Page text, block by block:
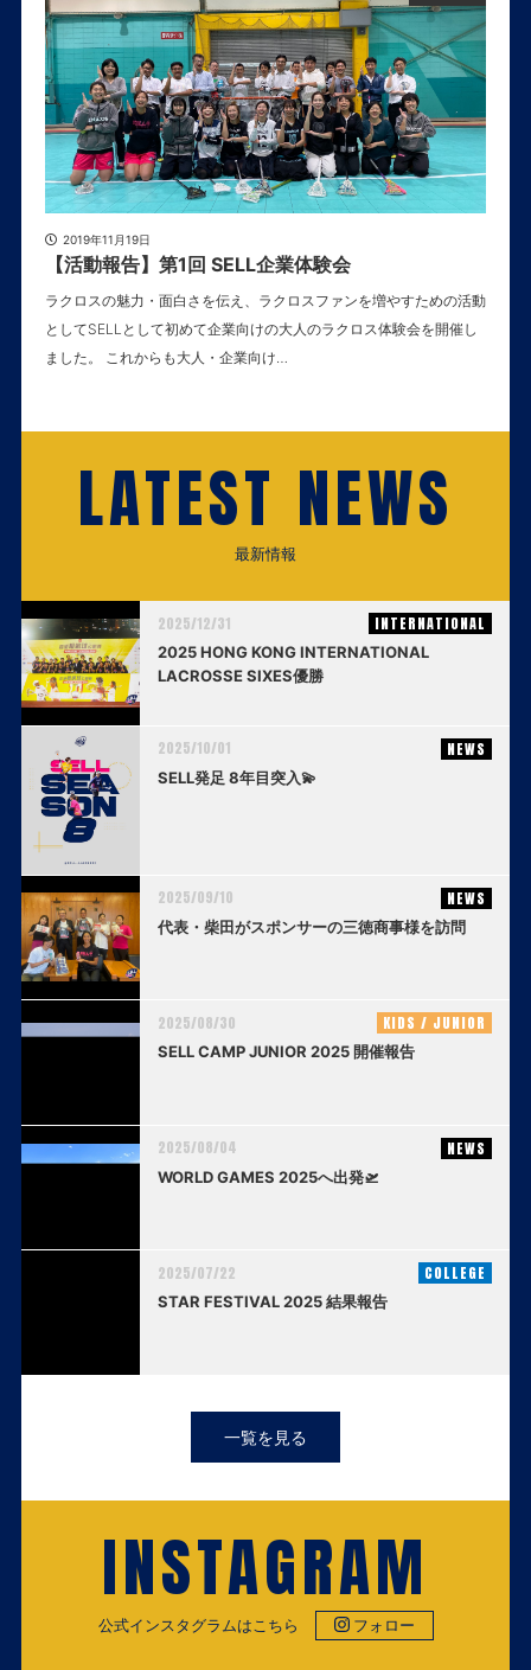
2019年11月19日
【活動報告】第1回 SELL企業体験会
ラクロスの魅力・面白さを伝え、ラクロスファンを増やすための活動
としてSELLとして初めて企業向けの大人のラクロス体験会を開催し
ました。 これからも大人・企業向け…
LATEST NEWS
最新情報
2025/12/31 INTERNATIONAL
2025 HONG KONG INTERNATIONAL
LACROSSE SIXES優勝
2025/10/01 NEWS
SELL発足 8年目突入💫
2025/09/10 NEWS
代表・柴田がスポンサーの三徳商事様を訪問
2025/08/30 KIDS / JUNIOR
SELL CAMP JUNIOR 2025 開催報告
2025/08/04 NEWS
WORLD GAMES 2025へ出発🛫
2025/07/22 COLLEGE
STAR FESTIVAL 2025 結果報告
一覧を見る
INSTAGRAM
公式インスタグラムはこちら フォロー